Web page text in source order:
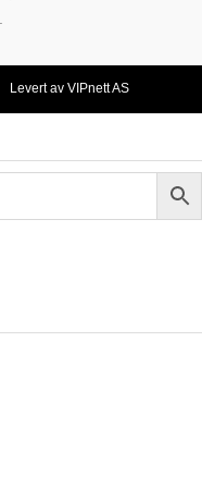
Levert av VIPnett AS